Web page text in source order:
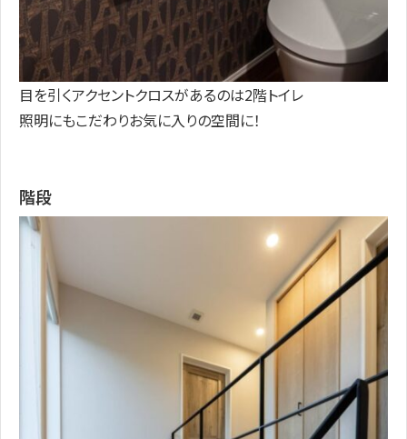
目を引くアクセントクロスがあるのは2階トイレ
照明にもこだわりお気に入りの空間に！
階段